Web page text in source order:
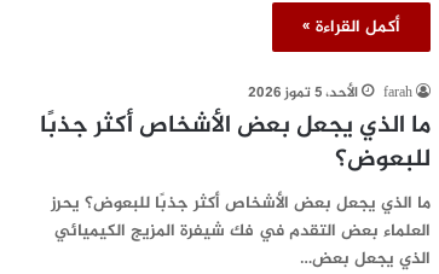
أكمل القراءة »
farah الأحد، 5 تموز 2026
ما الذي يجعل بعض الأشخاص أكثر جذبًا
للبعوض؟
ما الذي يجعل بعض الأشخاص أكثر جذبًا للبعوض؟ يحرز
العلماء بعض التقدم في فك شيفرة المزيج الكيميائي
الذي يجعل بعض…